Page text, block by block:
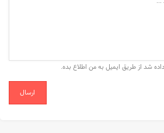
شد از طریق ایمیل به من اطلاع بده.
ارسال